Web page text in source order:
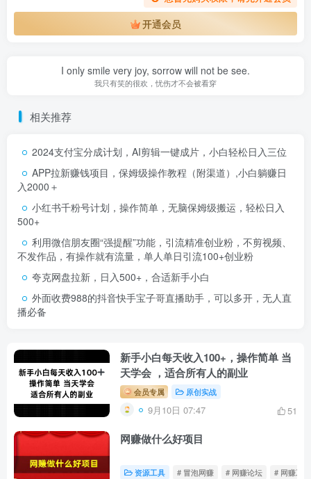
开通会员
I only smile very joy, sorrow will not be see.
我只有笑的很欢，忧伤才不会被看穿
相关推荐
2024支付宝分成计划，AI剪辑一键成片，小白轻松日入三位
APP拉新赚钱项目，保姆级操作教程（附渠道）,小白躺赚日
入2000＋
小红书千粉号计划，操作简单，无脑保姆级搬运，轻松日入
500+
利用微信朋友圈“强提醒”功能，引流精准创业粉，不剪视频、
不发作品，有操作就有流量，单人单日引流100+创业粉
夸克网盘拉新，日入500+，合适新手小白
外面收费988的抖音快手宝子哥直播助手，可以多开，无人直
播必备
新手小白每天收入100+，操作简单 当
天学会 ，适合所有人的副业
会员专属 原创实战
9月10日 07:47 51
网赚做什么好项目
资源工具 # 冒泡网赚 # 网赚论坛 # 网赚工具